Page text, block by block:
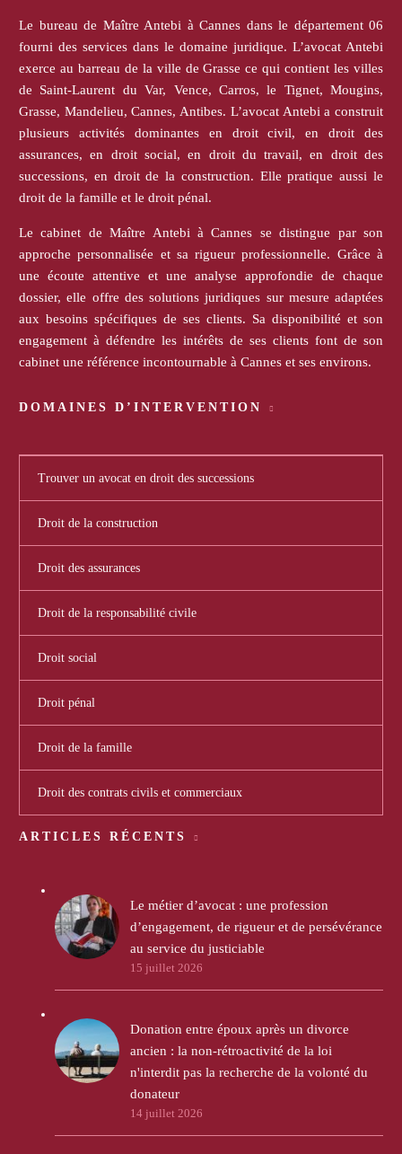
Le bureau de Maître Antebi à Cannes dans le département 06
fourni des services dans le domaine juridique. L’avocat Antebi
exerce au barreau de la ville de Grasse ce qui contient les villes
de Saint-Laurent du Var, Vence, Carros, le Tignet, Mougins,
Grasse, Mandelieu, Cannes, Antibes. L’avocat Antebi a construit
plusieurs activités dominantes en droit civil, en droit des
assurances, en droit social, en droit du travail, en droit des
successions, en droit de la construction. Elle pratique aussi le
droit de la famille et le droit pénal.
Le cabinet de Maître Antebi à Cannes se distingue par son
approche personnalisée et sa rigueur professionnelle. Grâce à
une écoute attentive et une analyse approfondie de chaque
dossier, elle offre des solutions juridiques sur mesure adaptées
aux besoins spécifiques de ses clients. Sa disponibilité et son
engagement à défendre les intérêts de ses clients font de son
cabinet une référence incontournable à Cannes et ses environs.
DOMAINES D’INTERVENTION
Trouver un avocat en droit des successions
Droit de la construction
Droit des assurances
Droit de la responsabilité civile
Droit social
Droit pénal
Droit de la famille
Droit des contrats civils et commerciaux
ARTICLES RÉCENTS
Le métier d’avocat : une profession
d’engagement, de rigueur et de persévérance
au service du justiciable
15 juillet 2026
Donation entre époux après un divorce
ancien : la non-rétroactivité de la loi
n'interdit pas la recherche de la volonté du
donateur
14 juillet 2026